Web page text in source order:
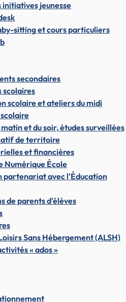
initiatives jeunesse
sitting et cours particuliers
secondaires
scolaires
scolaire et ateliers du midi
et du soir, études surveillées
de territoire
et financières
Numérique École
partenariat avec l'Éducation
de parents d'élèves
Sans Hébergement (ALSH)
« ados »